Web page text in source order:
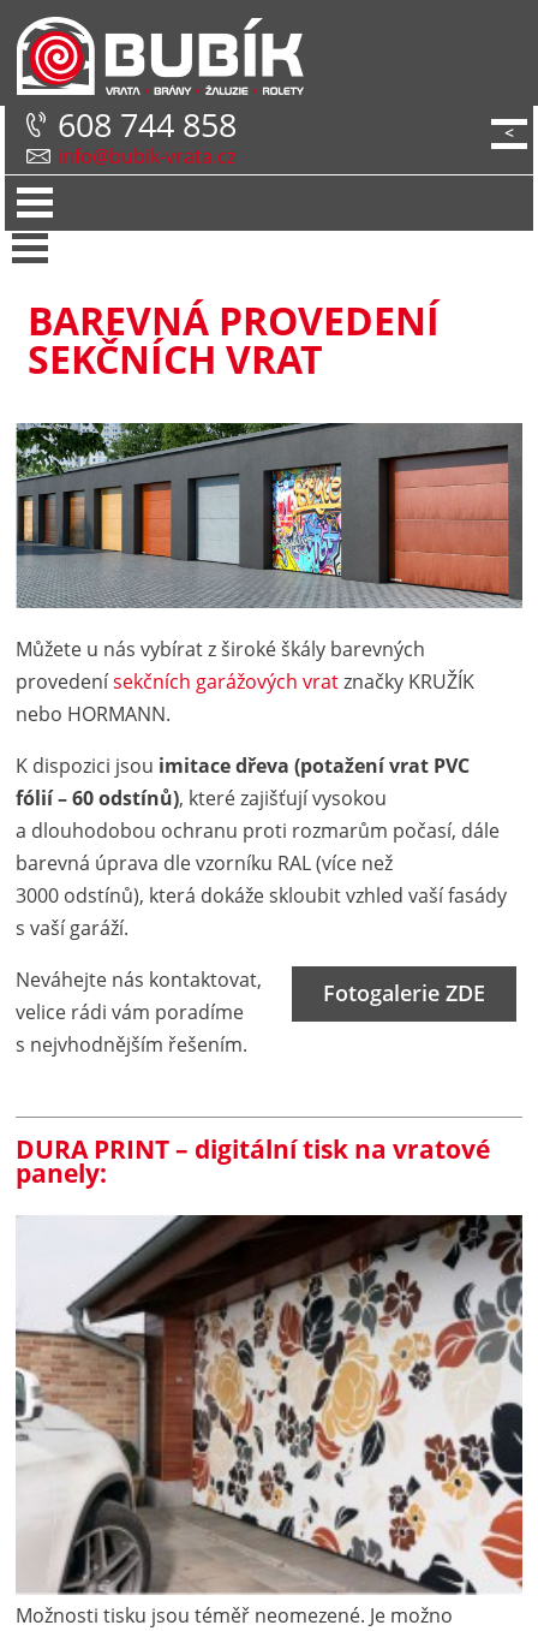
608 744 858
info@bubik-vrata.cz
<
BAREVNÁ PROVEDENÍ
SEKČNÍCH VRAT
Můžete u nás vybírat z široké škály barevných
provedenísekčních garážových vratznačky KRUŽÍK
nebo HORMANN.
K dispozici jsou imitace dřeva (potažení vrat PVC
fólií – 60 odstínů), které zajišťují vysokou
a dlouhodobou ochranu proti rozmarům počasí, dále
barevná úprava dle vzorníku RAL (více než
3000 odstínů), která dokáže skloubit vzhled vaší fasády
s vaší garáží.
Fotogalerie ZDE
Neváhejte nás kontaktovat,
velice rádi vám poradíme
s nejvhodnějším řešením.
DURA PRINT – digitální tisk na vratové
panely:
Možnosti tisku jsou téměř neomezené. Je možno